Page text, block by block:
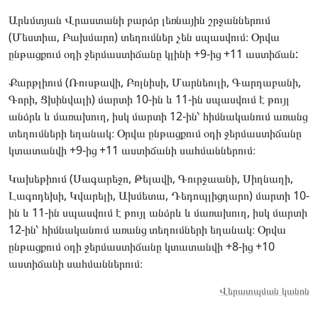
Արևմտյան Վրաստանի բարձր լեռնային շրջաններում
(Մեստիա, Բախմարո) տեղումներ չեն սպասվում։ Օրվա
ընթացքում օդի ջերմաստիճանը կլինի +9-ից +11 աստիճան:
Քարթլիում (Ռուսթավի, Բոլնիսի, Մարնեուլի, Գարդաբանի,
Գորի, Ցխինվալի) մարտի 10-ին և 11-ին սպասվում է թույլ
անձրև և մառախուղ, իսկ մարտի 12-ին՝ հիմնականում առանց
տեղումների եղանակ։ Օրվա ընթացքում օդի ջերմաստիճանը
կտատանվի +9-ից +11 աստիճանի սահմաններում։
Կախեթիում (Սագարեջո, Թելավի, Գուրջաանի, Սիղնաղի,
Լագոդեխի, Կվարելի, Ախմետա, Դեդոպլիցղարո) մարտի 10-
ին և 11-ին սպասվում է թույլ անձրև և մառախուղ, իսկ մարտի
12-ին՝ հիմնականում առանց տեղումների եղանակ։ Օրվա
ընթացքում օդի ջերմաստիճանը կտատանվի +8-ից +10
աստիճանի սահմաններում։
Վերատպման կանոն